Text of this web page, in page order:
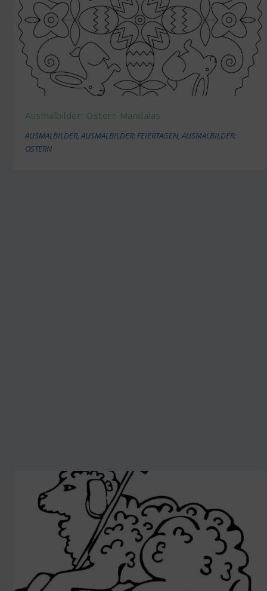
Ausmalbilder: Ostern Mandalas
AUSMALBILDER,AUSMALBILDER: FEIERTAGEN,AUSMALBILDER:
OSTERN